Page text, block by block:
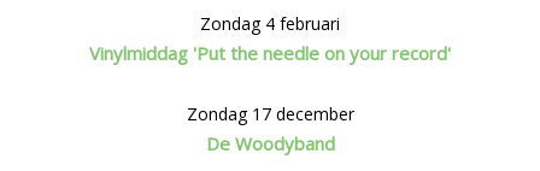
Zondag 4 februari
Vinylmiddag 'Put the needle on your record'
Zondag 17 december
De Woodyband